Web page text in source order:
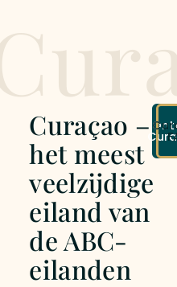
Curaçao –
het meest
veelzijdige
eiland van
de ABC-
eilanden